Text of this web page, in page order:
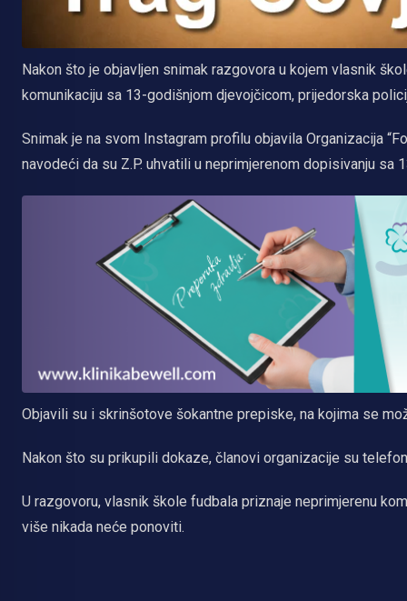
Nakon što je objavljen snimak razgovora u kojem vlasnik
komunikaciju sa 13-godišnjom djevojčicom, prijedorska
Snimak je na svom Instagram profilu objavila Organizacija
navodeći da su Z.P. uhvatili u neprimjerenom dopisivanju sa
Objavili su i skrinšotove šokantne prepiske, na kojima se
Nakon što su prikupili dokaze, članovi organizacije su
U razgovoru, vlasnik škole fudbala priznaje neprimjerenu
više nikada neće ponoviti.